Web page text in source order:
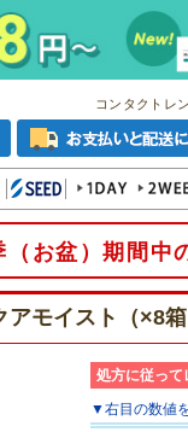
コンタクトレ
（お盆）期間中
モイスト（×8箱
処方に従って
▼右目の数値